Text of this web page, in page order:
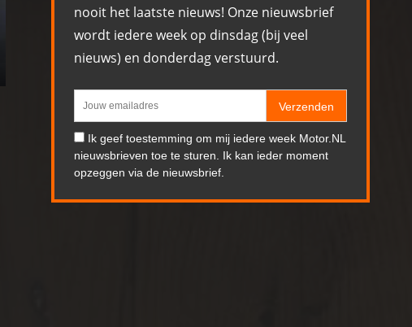
nooit het laatste nieuws! Onze nieuwsbrief
wordt iedere week op dinsdag (bij veel
nieuws) en donderdag verstuurd.
Verzenden
Ik geef toestemming om mij iedere week Motor.NL
nieuwsbrieven toe te sturen. Ik kan ieder moment
opzeggen via de nieuwsbrief.